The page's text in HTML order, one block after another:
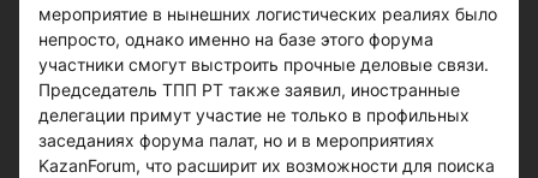
мероприятие в нынешних логистических реалиях было
непросто, однако именно на базе этого форума
участники смогут выстроить прочные деловые связи.
Председатель ТПП РТ также заявил, иностранные
делегации примут участие не только в профильных
заседаниях форума палат, но и в мероприятиях
KazanForum, что расширит их возможности для поиска